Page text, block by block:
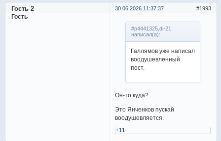
1993
30.06.2026 11:37:37
Гость 2
Гость
#p4441325,di-21
написал(а):
Галлямов уже написал
воодушевленный
пост.
Он-то куда?
Это Янченков пускай
воодушевляется.
+11